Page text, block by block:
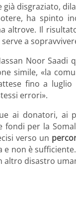
già disgraziato,
ha spinto
altrove. Il
a
Noor Saadi
simile, «la
fino a
errori».
ai donatori, ai
fondi per la
verso un
non è
altro disastro